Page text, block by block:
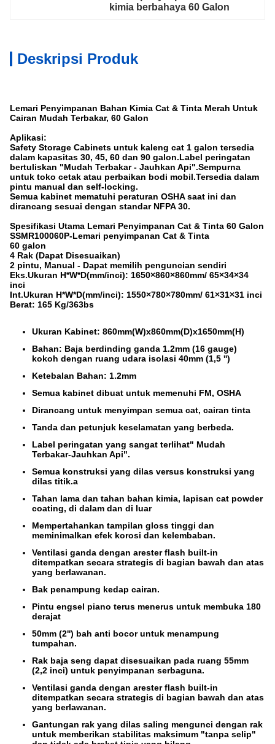
kimia berbahaya 60 Galon
Deskripsi Produk
Lemari Penyimpanan Bahan Kimia Cat & Tinta Merah Untuk
Cairan Mudah Terbakar, 60 Galon
Aplikasi:
Safety Storage Cabinets untuk kaleng cat 1 galon tersedia
dalam kapasitas 30, 45, 60 dan 90 galon.Label peringatan
bertuliskan "Mudah Terbakar - Jauhkan Api".Sempurna
untuk toko cetak atau perbaikan bodi mobil.Tersedia dalam
pintu manual dan self-locking.
Semua kabinet mematuhi peraturan OSHA saat ini dan
dirancang sesuai dengan standar NFPA 30.
Spesifikasi Utama Lemari Penyimpanan Cat & Tinta 60 Galon
SSMR100060P-Lemari penyimpanan Cat & Tinta
60 galon
4 Rak (Dapat Disesuaikan)
2 pintu, Manual - Dapat memilih penguncian sendiri
Eks.Ukuran H*W*D(mm/inci): 1650×860×860mm/ 65×34×34
inci
Int.Ukuran H*W*D(mm/inci): 1550×780×780mm/ 61×31×31 inci
Berat: 165 Kg/363bs
Ukuran Kabinet: 860mm(W)x860mm(D)x1650mm(H)
Bahan: Baja berdinding ganda 1.2mm (16 gauge)
kokoh dengan ruang udara isolasi 40mm (1,5 '')
Ketebalan Bahan: 1.2mm
Semua kabinet dibuat untuk memenuhi FM, OSHA
Dirancang untuk menyimpan semua cat, cairan tinta
Tanda dan petunjuk keselamatan yang berbeda.
Label peringatan yang sangat terlihat" Mudah
Terbakar-Jauhkan Api".
Semua konstruksi yang dilas versus konstruksi yang
dilas titik.a
Tahan lama dan tahan bahan kimia, lapisan cat powder
coating, di dalam dan di luar
Mempertahankan tampilan gloss tinggi dan
meminimalkan efek korosi dan kelembaban.
Ventilasi ganda dengan arester flash built-in
ditempatkan secara strategis di bagian bawah dan atas
yang berlawanan.
Bak penampung kedap cairan.
Pintu engsel piano terus menerus untuk membuka 180
derajat
50mm (2'') bah anti bocor untuk menampung
tumpahan.
Rak baja seng dapat disesuaikan pada ruang 55mm
(2,2 inci) untuk penyimpanan serbaguna.
Ventilasi ganda dengan arester flash built-in
ditempatkan secara strategis di bagian bawah dan atas
yang berlawanan.
Gantungan rak yang dilas saling mengunci dengan rak
untuk memberikan stabilitas maksimum "tanpa selip"